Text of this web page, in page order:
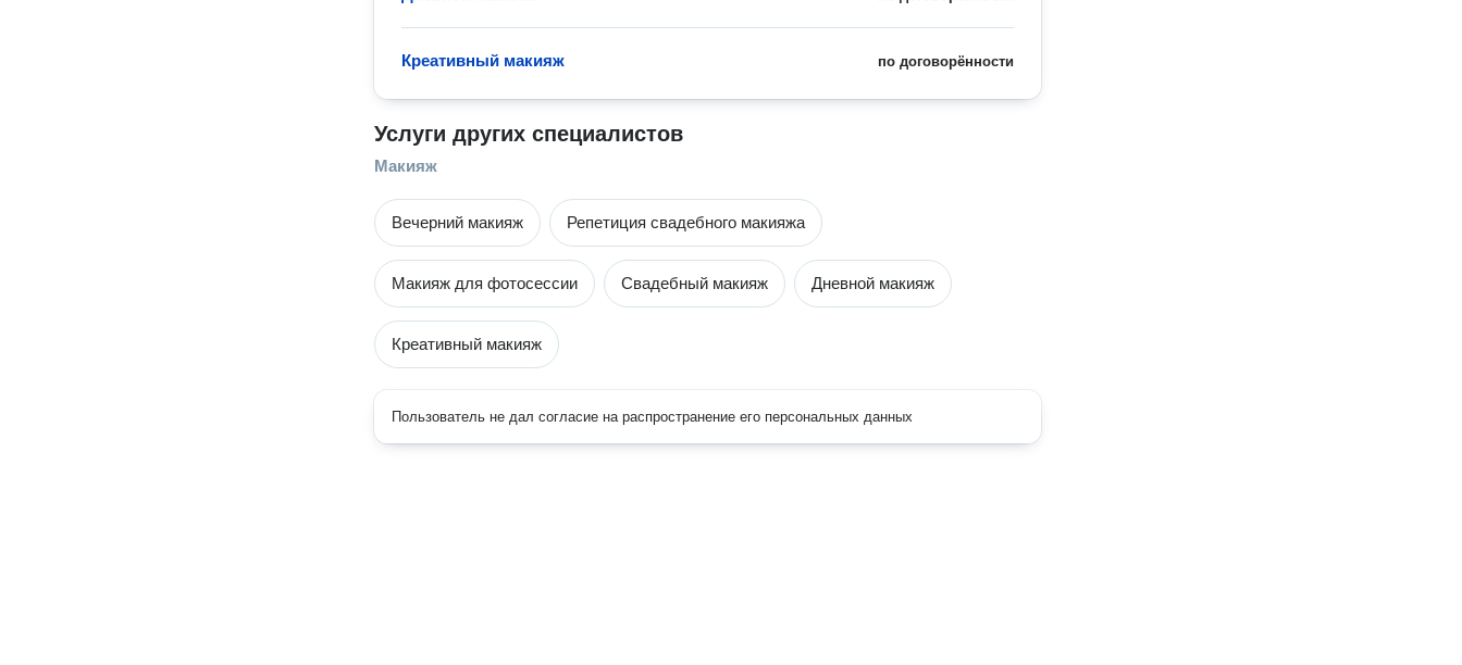
по договорённости
Креативный макияж
Услуги других специалистов
Макияж
Вечерний макияж Репетиция свадебного макияжа
Макияж для фотосессии Свадебный макияж Дневной макияж
Креативный макияж
Пользователь не дал согласие на распространение его персональных данных